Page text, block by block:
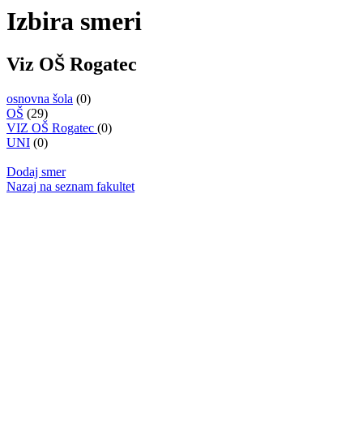
Izbira smeri
Viz OŠ Rogatec
osnovna šola (0)
OŠ (29)
VIZ OŠ Rogatec (0)
UNI (0)
Dodaj smer
Nazaj na seznam fakultet